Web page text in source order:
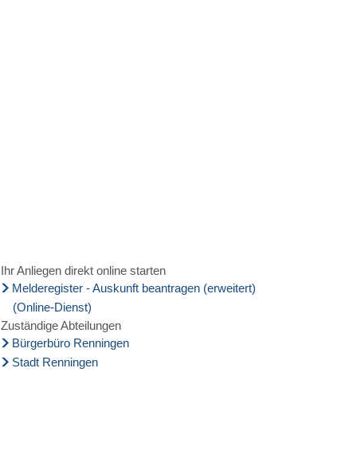
Ihr Anliegen direkt online starten
Melderegister - Auskunft beantragen (erweitert)
(Online-Dienst)
Zuständige Abteilungen
Bürgerbüro Renningen
Stadt Renningen